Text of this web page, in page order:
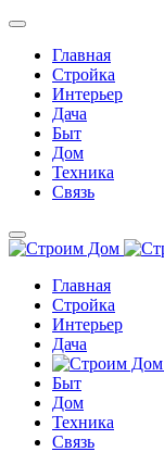
Главная
Стройка
Интерьер
Дача
Быт
Дом
Техника
Связь
Главная
Стройка
Интерьер
Дача
Быт
Дом
Техника
Связь